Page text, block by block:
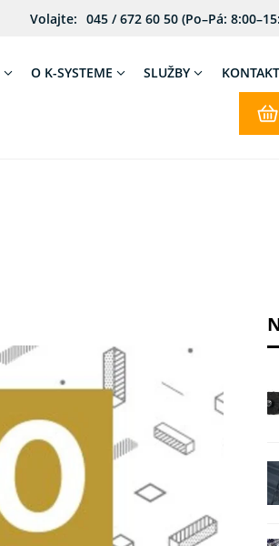
Volajte: 045 / 672 60 50 (Po–Pá:
O K-SYSTEME SLUŽBY